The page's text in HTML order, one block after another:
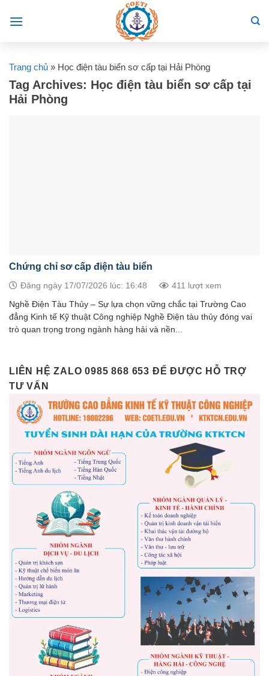
Trang chủ » Học điện tàu biển sơ cấp tại Hải Phòng
Tag Archives: Học điện tàu biển sơ cấp tại
Hải Phòng
Chứng chỉ sơ cấp điện tàu biển
Đăng ngày 17/07/2026 lúc: 16:48 411 lượt xem
Nghề Điện Tàu Thủy – Sự lựa chọn vững chắc tại Trường Cao
đẳng Kinh tế Kỹ thuật Công nghiệp Nghề Điện tàu thủy đóng vai
trò quan trọng trong ngành hàng hải và nền...
LIÊN HỆ ZALO 0985 868 653 ĐỂ ĐƯỢC HỖ TRỢ
TƯ VẤN